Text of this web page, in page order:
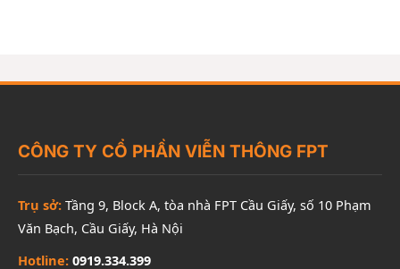
CÔNG TY CỔ PHẦN VIỄN THÔNG FPT
Trụ sở: Tầng 9, Block A, tòa nhà FPT Cầu Giấy, số 10 Phạm
Văn Bạch, Cầu Giấy, Hà Nội
Hotline: 0919.334.399